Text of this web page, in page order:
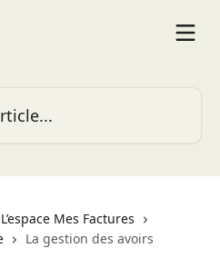
Mes Factures
La gestion des avoirs